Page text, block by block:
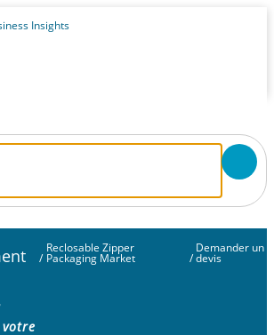
/
Reclosable Zipper
Packaging Market /
Demander un
devis